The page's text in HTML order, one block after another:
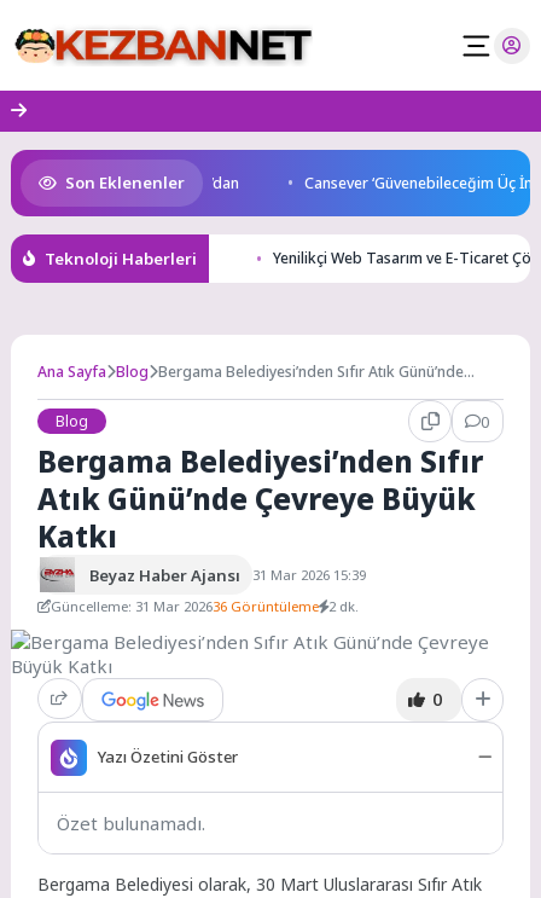
to
content
Son Eklenenler
start Başkan Büyükakın’dan Cansever ‘Güvenebileceğim Üç
Teknoloji Haberleri Yenilikçi Web Tasarım ve E-Ticaret
Ana Sayfa Blog Bergama Belediyesi’nden Sıfır Atık Günü’nde
Blog
0
Bergama Belediyesi’nden Sıfır
Atık Günü’nde Çevreye Büyük
Katkı
Beyaz Haber Ajansı
31 Mar 2026 15:39
Güncelleme: 31 Mar 202636 Görüntüleme 2 dk.
0
Yazı Özetini Göster
Özet bulunamadı.
Bergama Belediyesi olarak, 30 Mart Uluslararası Sıfır Atık